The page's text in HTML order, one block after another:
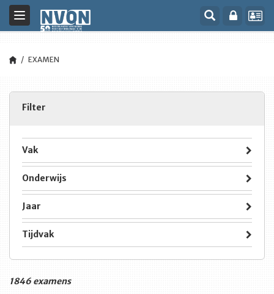
Toggle
navigation
EXAMEN
Filter
Vak
Onderwijs
Jaar
Tijdvak
1846 examens